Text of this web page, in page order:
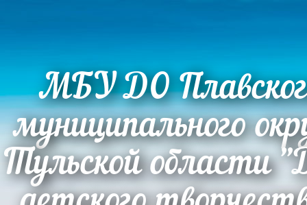
МБУ ДО
муниципального
Тульской области